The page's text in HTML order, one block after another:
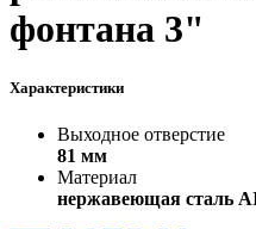
фонтана 3"
Характеристики
Выходное отверстие
81 мм
Материал
нержавеющая сталь